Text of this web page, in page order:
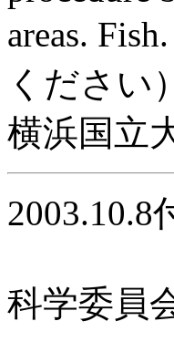
areas.
ください）
横浜国立
科学委員